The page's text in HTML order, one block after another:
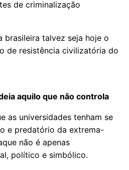
de criminalização
brasileira talvez seja hoje o
de resistência civilizatória do
aquilo que não controla
as universidades tenham se
e predatório da extrema-
não é apenas
político e simbólico.